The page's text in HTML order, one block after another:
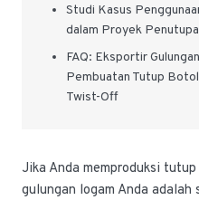
Studi Kasus
dalam Proyek
FAQ: Eksportir
Pembuatan Tutup
Twist-Off
Jika Anda memproduksi
gulungan logam Anda